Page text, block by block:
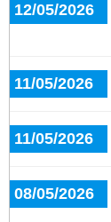
12/05/2026
11/05/2026
11/05/2026
08/05/2026